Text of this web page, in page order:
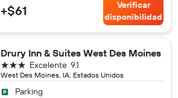
+$61
Verificar
disponibilidad
Drury Inn & Suites West Des Moines
West Des Moines, IA, Estados Unidos
9.1
Excelente
3 estrellas
Parking